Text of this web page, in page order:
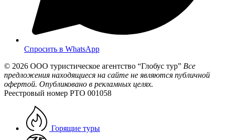
Спросить в WhatsApp
© 2026 ООО туристическое агентство “Глобус тур” Все
предложения находящиеся на сайте не являются публичной
офертой. Опубликовано в рекламных целях.
Реестровый номер РТО 001058
Горящие туры